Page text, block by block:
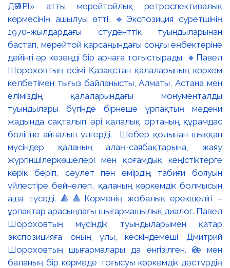
ДӘУІРІ» атты мерейтойлық ретроспективалық
көрмесінің ашылуы өтті. 🔹Экспозиция суретшінің
1970-жылдардағы студенттік туындыларынан
бастап, мерейтой қарсаңындағы соңғы еңбектеріне
дейінгі әр кезеңді бір арнаға тоғыстырады. 🔸Павел
Шороховтың есімі Қазақстан қалаларының көркем
келбетімен тығыз байланысты, Алматы, Астана мен
еліміздің қалаларындағы монументалды
туындылары бүгінде бірнеше ұрпақтың мәдени
жадында сақталып әрі қалалық ортаның құрамдас
бөлігіне айналып үлгерді. Шебер қолынан шыққан
мүсіндер қаланың алаң-саябақтарына, жаяу
жүргіншілеркөшелері мен қоғамдық кеңістіктерге
көрік беріп, сәулет пен өмірдің табиғи бояуын
үйлестіре бейнелеп, қаланың көркемдік болмысын
аша түседі. 🔺🔺Көрменің жобалық ерекшелігі –
ұрпақтар арасындағы шығармашылық диалог. Павел
Шороховтың мүсіндік туындыларымен қатар
экспозицияға оның ұлы, кескіндемеші Дмитрий
Шороховтың шығармалары да енгізілген. Әке мен
баланың бір көрмеде тоғысуы көркемдік дәстүрдің